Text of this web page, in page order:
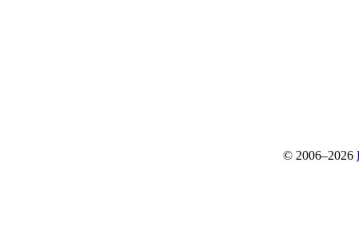
© 2006–2026